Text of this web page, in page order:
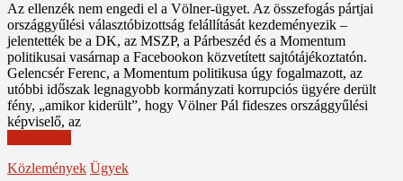
Az ellenzék nem engedi el a Völner-ügyet. Az összefogás pártjai
országgyűlési választóbizottság felállítását kezdeményezik –
jelentették be a DK, az MSZP, a Párbeszéd és a Momentum
politikusai vasárnap a Facebookon közvetített sajtótájékoztatón.
Gelencsér Ferenc, a Momentum politikusa úgy fogalmazott, az
utóbbi időszak legnagyobb kormányzati korrupciós ügyére derült
fény, „amikor kiderült”, hogy Völner Pál fideszes országgyűlési
képviselő, az
Közlemények Ügyek